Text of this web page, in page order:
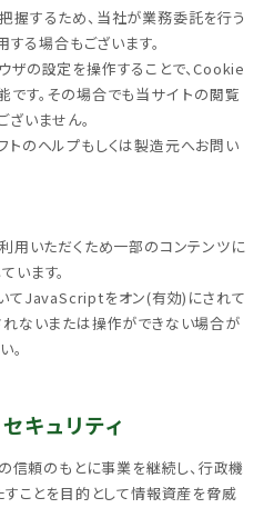
握するため、当社が業務委託を行う
る場合もございます。
ザの設定を操作することで、Cookie
です。その場合でも当サイ トの閲覧
いません。
トのヘルプもしくは製造元へお問い
用いただくため一部のコンテンツに
ます。
てJavaScriptをオン(有効)にされて
れないまたは操作ができない場合が
。
キュリティ
信頼のもとに事業を継続し、行政機
ことを目的として情報資産を脅威